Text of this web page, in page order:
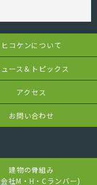
ヒコケンについて
ース＆トピックス
アクセス
お問い合わせ
建物の骨組み
社M・H・Cランバー)